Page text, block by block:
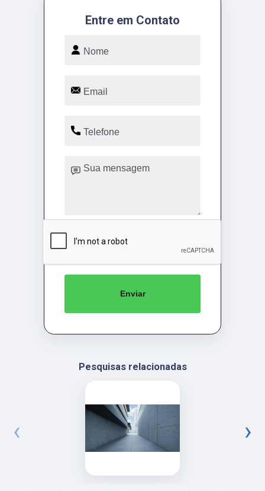
Entre em Contato
Enviar
Pesquisas relacionadas
‹ ›